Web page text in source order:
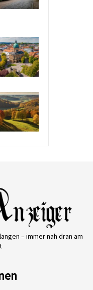
– immer nah dran am